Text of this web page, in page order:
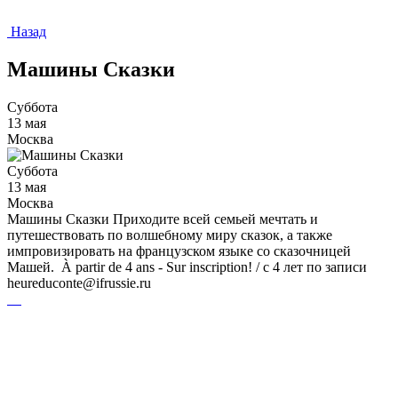
Назад
Машины Сказки
Суббота
13 мая
Москва
Суббота
13 мая
Москва
Машины Сказки Приходите всей семьей мечтать и
путешествовать по волшебному миру сказок, а также
импровизировать на французском языке со сказочницей
Машей. À partir de 4 ans - Sur inscription! / с 4 лет по записи
heureduconte@ifrussie.ru